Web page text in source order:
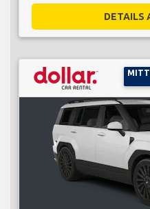
DETAILS